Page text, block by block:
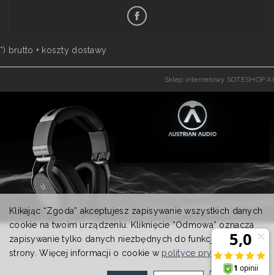
*) brutto + koszty dostawy
Sklep internetowy SOTESHOP AI
Klikając “Zgoda” akceptujesz zapisywanie wszystkich danych
cookie na twoim urządzeniu. Kliknięcie “Odmowa” oznacza
zapisywanie tylko danych niezbędnych do funkcjonowania
strony. Więcej informacji o cookie w polityce prywatności.